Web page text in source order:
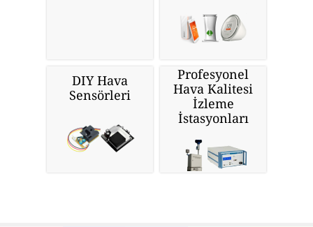
DIY Hava
Sensörleri
Profesyonel
Hava Kalitesi
İzleme
İstasyonları